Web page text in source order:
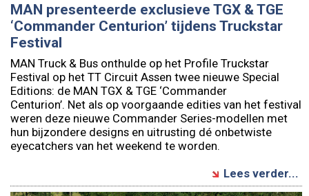
MAN presenteerde exclusieve TGX & TGE
‘Commander Centurion’ tijdens Truckstar
Festival
MAN Truck & Bus onthulde op het Profile Truckstar
Festival op het TT Circuit Assen twee nieuwe Special
Editions: de MAN TGX & TGE ‘Commander
Centurion’. Net als op voorgaande edities van het festival
weren deze nieuwe Commander Series-modellen met
hun bijzondere designs en uitrusting dé onbetwiste
eyecatchers van het weekend te worden.
Lees verder...